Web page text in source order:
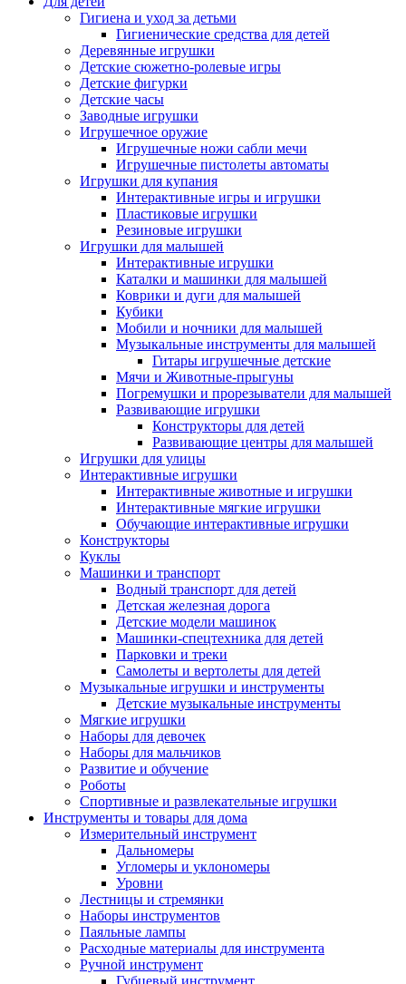
Гигиена и уход за детьми
Гигиенические средства для детей
Деревянные игрушки
Детские сюжетно-ролевые игры
Детские фигурки
Детские часы
Заводные игрушки
Игрушечное оружие
Игрушечные ножи сабли мечи
Игрушечные пистолеты автоматы
Игрушки для купания
Интерактивные игры и игрушки
Пластиковые игрушки
Резиновые игрушки
Игрушки для малышей
Интерактивные игрушки
Каталки и машинки для малышей
Коврики и дуги для малышей
Кубики
Мобили и ночники для малышей
Музыкальные инструменты для малышей
Гитары игрушечные детские
Мячи и Животные-прыгуны
Погремушки и прорезыватели для малышей
Развивающие игрушки
Конструкторы для детей
Развивающие центры для малышей
Игрушки для улицы
Интерактивные игрушки
Интерактивные животные и игрушки
Интерактивные мягкие игрушки
Обучающие интерактивные игрушки
Конструкторы
Куклы
Машинки и транспорт
Водный транспорт для детей
Детская железная дорога
Детские модели машинок
Машинки-спецтехника для детей
Парковки и треки
Самолеты и вертолеты для детей
Музыкальные игрушки и инструменты
Детские музыкальные инструменты
Мягкие игрушки
Наборы для девочек
Наборы для мальчиков
Развитие и обучение
Роботы
Спортивные и развлекательные игрушки
Инструменты и товары для дома
Измерительный инструмент
Дальномеры
Угломеры и уклономеры
Уровни
Лестницы и стремянки
Наборы инструментов
Паяльные лампы
Расходные материалы для инструмента
Ручной инструмент
Губцевый инструмент